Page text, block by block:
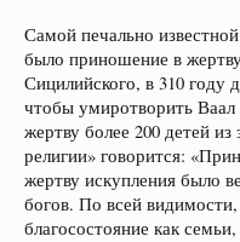
Самой печально
было приношение в
Сицилийского, в 310 году
чтобы умиротворить
жертву более 200 детей
религии» говорится:
жертву искупления было
богов. По всей
благосостояние как